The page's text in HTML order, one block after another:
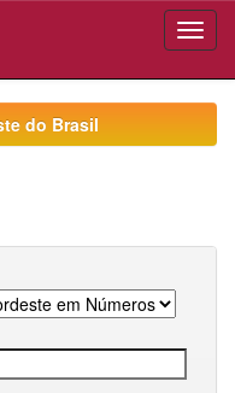
do Brasil